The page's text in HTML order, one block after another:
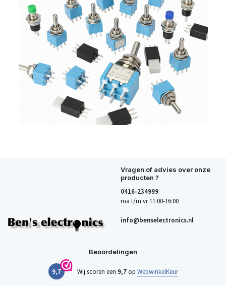
Vragen of advies over onze
producten ?
0416-234999
ma t/m vr 11:00-16:00
info@benselectronics.nl
Beoordelingen
9,7 Wij scoren een 9,7op WebwinkelKeur